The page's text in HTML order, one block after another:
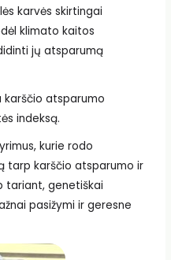
karvės skirtingai
klimato kaitos
jų atsparumą
karščio atsparumo
indeksą.
kurie rodo
tarp karščio atsparumo ir
tariant, genetiškai
pasižymi ir geresne